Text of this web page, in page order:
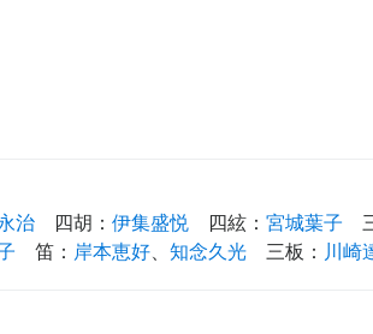
治 四胡 ： 伊集盛悦 四絃 ： 宮城葉子
笛 ： 岸本恵好 知念久光 三板 ： 川崎